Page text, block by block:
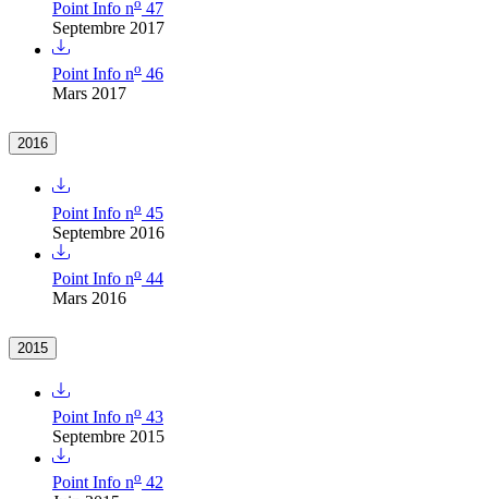
Point Info n
47
Septembre 2017
Point Info no 46
Mars 2017
2016
Point Info no 45
Septembre 2016
Point Info no 44
Mars 2016
2015
Point Info no 43
Septembre 2015
Point Info no 42